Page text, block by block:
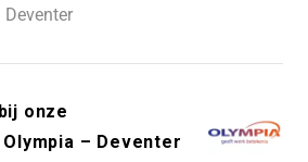
Deventer
onze
– Deventer